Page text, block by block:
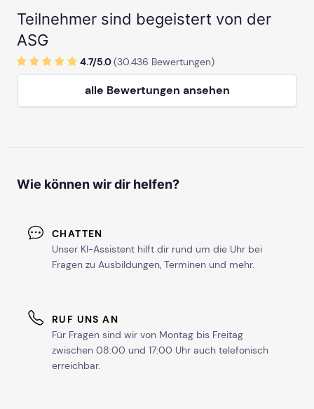
Teilnehmer sind begeistert von der
ASG
4.7/5.0(30.436 Bewertungen)
alle Bewertungen ansehen
Wie können wir dir helfen?
CHATTEN
Unser KI-Assistent hilft dir rund um die Uhr bei
Fragen zu Ausbildungen, Terminen und mehr.
RUF UNS AN
Für Fragen sind wir von Montag bis Freitag
zwischen 08:00 und 17:00 Uhr auch telefonisch
erreichbar.